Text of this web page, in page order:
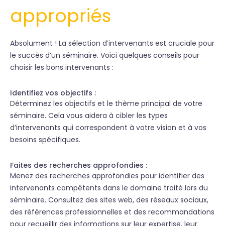
appropriés
Absolument ! La sélection d’intervenants est cruciale pour
le succès d’un séminaire. Voici quelques conseils pour
choisir les bons intervenants :
Identifiez vos objectifs :
Déterminez les objectifs et le thème principal de votre
séminaire. Cela vous aidera à cibler les types
d’intervenants qui correspondent à votre vision et à vos
besoins spécifiques.
Faites des recherches approfondies :
Menez des recherches approfondies pour identifier des
intervenants compétents dans le domaine traité lors du
séminaire. Consultez des sites web, des réseaux sociaux,
des références professionnelles et des recommandations
pour recueillir des informations sur leur expertise, leur